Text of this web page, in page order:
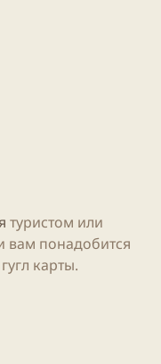
туристом или
вам понадобится
карты.